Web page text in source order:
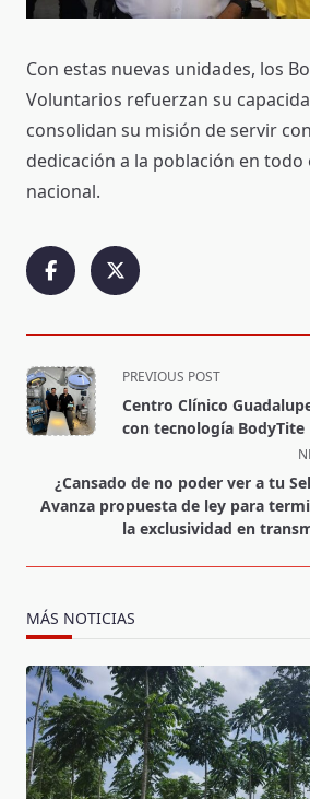
Con estas nuevas unidades, los
Voluntarios refuerzan su
consolidan su misión de servir
dedicación a la población en
nacional.
<span
class="nav-
subtitle
reader-
text">Page</span>
PREVIOUS POST
Centro Clínico
con tecnología BodyTite
¿Cansado de no poder ver a tu
Avanza propuesta de ley para
la exclusividad en
MÁS NOTICIAS